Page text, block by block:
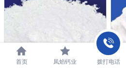
首页 凤焰钙业 拨打电话